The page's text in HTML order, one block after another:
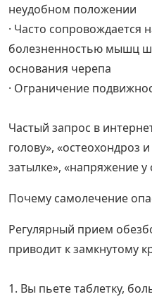
неудобном положении
· Часто сопровождается
болезненностью мышц
основания черепа
· Ограничение
Частый запрос в
голову», «остеохондроз
затылке», «напряжение
Почему самолечение
Регулярный прием
приводит к замкнутому
1. Вы пьете таблетку,